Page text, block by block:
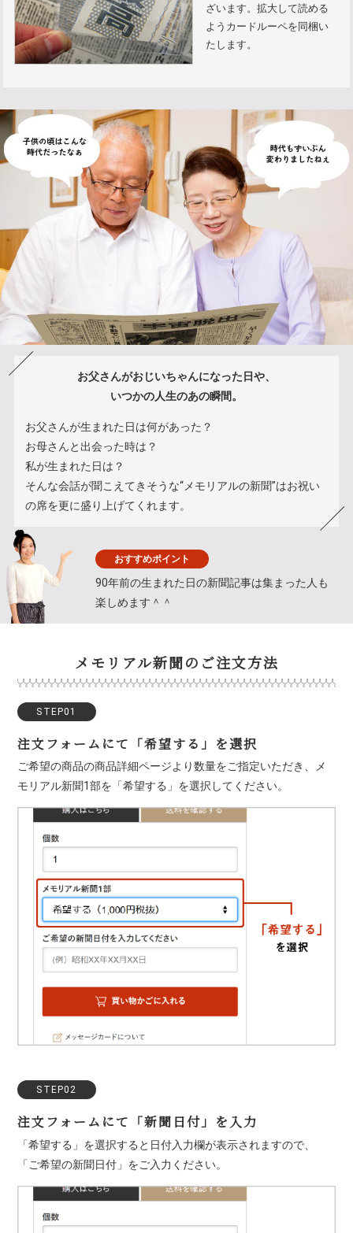
ざいます。拡大して読める
ようカードルーペを同梱い
たします。
お父さんがおじいちゃんになった日や、
いつかの人生のあの瞬間。
お父さんが生まれた日は何があった？
お母さんと出会った時は？
私が生まれた日は？
そんな会話が聞こえてきそうな“メモリアルの新聞”はお祝い
の席を更に盛り上げてくれます。
おすすめポイント
90年前の生まれた日の新聞記事は集まった人も
楽しめます＾＾
メモリアル新聞のご注文方法
STEP01
注文フォームにて「希望する」を選択
ご希望の商品の商品詳細ページより数量をご指定いただき、メ
モリアル新聞1部を「希望する」を選択してください。
STEP02
注文フォームにて「新聞日付」を入力
「希望する」を選択すると日付入力欄が表示されますので、
「ご希望の新聞日付」をご入力ください。